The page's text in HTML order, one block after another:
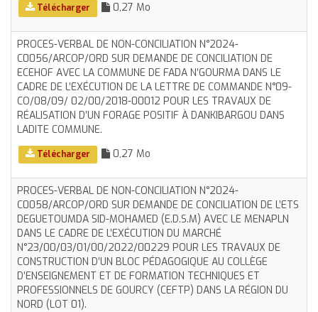
Télécharger 0,27 Mo
PROCES-VERBAL DE NON-CONCILIATION N°2024-
C0056/ARCOP/ORD SUR DEMANDE DE CONCILIATION DE
ECEHOF AVEC LA COMMUNE DE FADA N’GOURMA DANS LE
CADRE DE L’EXÉCUTION DE LA LETTRE DE COMMANDE N°09-
CO/08/09/ 02/00/2018-00012 POUR LES TRAVAUX DE
RÉALISATION D’UN FORAGE POSITIF À DANKIBARGOU DANS
LADITE COMMUNE.
Télécharger 0,27 Mo
PROCES-VERBAL DE NON-CONCILIATION N°2024-
C0058/ARCOP/ORD SUR DEMANDE DE CONCILIATION DE L’ETS
DEGUETOUMDA SID-MOHAMED (E.D.S.M) AVEC LE MENAPLN
DANS LE CADRE DE L’EXÉCUTION DU MARCHÉ
N°23/00/03/01/00/2022/00229 POUR LES TRAVAUX DE
CONSTRUCTION D’UN BLOC PÉDAGOGIQUE AU COLLÈGE
D’ENSEIGNEMENT ET DE FORMATION TECHNIQUES ET
PROFESSIONNELS DE GOURCY (CEFTP) DANS LA RÉGION DU
NORD (LOT 01).